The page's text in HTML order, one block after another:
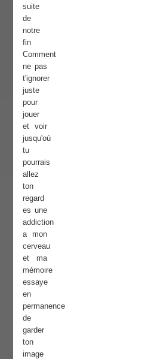
suite
de
notre
fin
Comment
ne pas
t'ignorer
juste
pour
jouer
et voir
jusqu'où
tu
pourrais
allez
ton
regard
es une
addiction
a mon
cerveau
et ma
mémoire
essaye
en
permanence
de
garder
ton
image